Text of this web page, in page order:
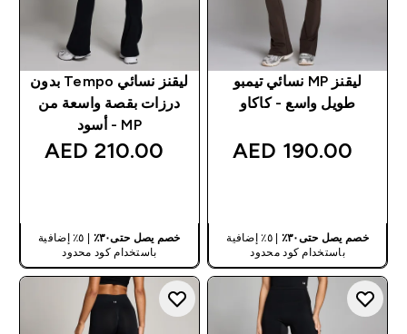
ليقنز MP نسائي تيمبو
طويل واسع - كاكاو
190.00 AED‎
خصم يصل حتى٣٠٪
| ٥٪ إضافية
باستخدام كود محدود
ليقنز نسائي Tempo بدون
درزات بقصة واسعة من
MP - أسود
210.00 AED‎
خصم يصل حتى٣٠٪
| ٥٪ إضافية
باستخدام كود محدود